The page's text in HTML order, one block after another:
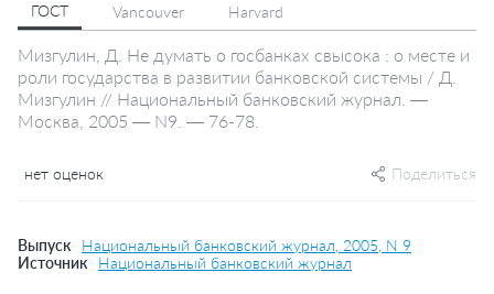
ГОСТ Vancouver Harvard
Мизгулин, Д. Не думать о госбанках свысока : о месте и
роли государства в развитии банковской системы / Д.
Мизгулин // Национальный банковский журнал. —
Москва, 2005 — N9. — 76-78.
нет оценок Поделиться
Выпуск
Национальный банковский журнал, 2005, N 9
Источник
Национальный банковский журнал